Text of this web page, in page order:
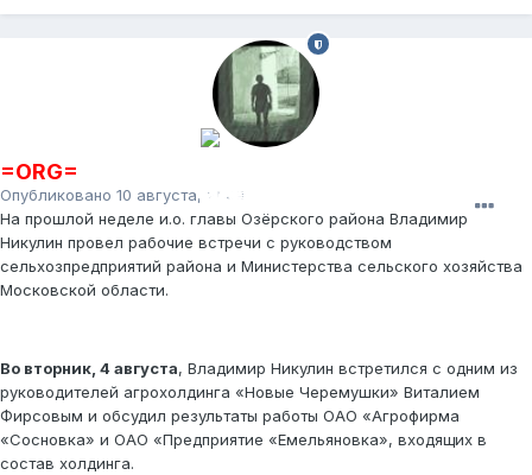
=ORG=
Опубликовано 10 августа, 2009
На прошлой неделе и.о. главы Озёрского района Владимир
Никулин провел рабочие встречи с руководством
сельхозпредприятий района и Министерства сельского хозяйства
Московской области.
Во вторник, 4 августа, Владимир Никулин встретился с одним из
руководителей агрохолдинга «Новые Черемушки» Виталием
Фирсовым и обсудил результаты работы ОАО «Агрофирма
«Сосновка» и ОАО «Предприятие «Емельяновка», входящих в
состав холдинга.